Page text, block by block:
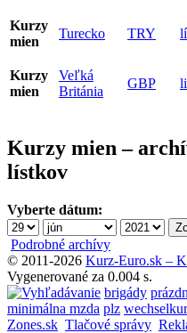
Kurzy
mien
Turecko TRY
Kurzy
mien
Veľká
Británia
GBP
Kurzy mien –
lístkov
Vyberte dátum:
Podrobné archívy
© 2011-2026 Kurz-Euro.sk –
Vygenerované za 0.004 s.
brigády
minimálna mzda plz
Zones.sk Tlačové správy